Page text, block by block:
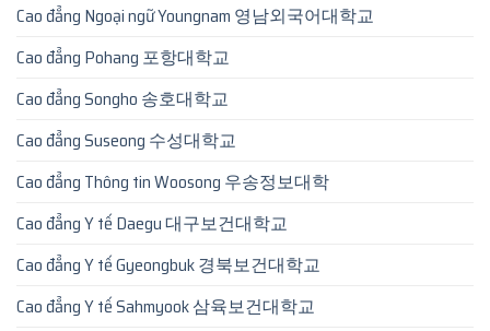
Cao đẳng Ngoại ngữ Youngnam 영남외국어대학교
Cao đẳng Pohang 포항대학교
Cao đẳng Songho 송호대학교
Cao đẳng Suseong 수성대학교
Cao đẳng Thông tin Woosong 우송정보대학
Cao đẳng Y tế Daegu 대구보건대학교
Cao đẳng Y tế Gyeongbuk 경북보건대학교
Cao đẳng Y tế Sahmyook 삼육보건대학교